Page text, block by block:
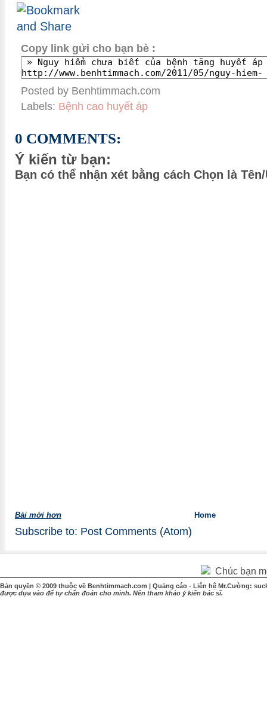
Copy link gửi cho bạn bè :
Posted by Benhtimmach.com
Labels: Bệnh cao huyết áp
0 COMMENTS:
Ý kiến từ bạn:
Bạn có thể nhận xét bằng cách Chọn là
Bài mới hơn Home
Subscribe to: Post Comments (Atom)
Chúc bạn
Bản quyền © 2009 thuộc về Benhtimmach.com | Quảng cáo - Liên hệ Mr.Cường:
được dựa vào để tự chẩn đoán cho mình. Nên tham khảo ý kiến bác sĩ.